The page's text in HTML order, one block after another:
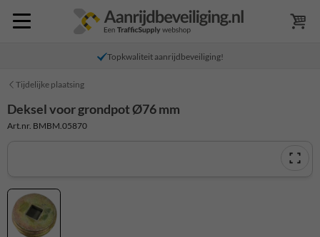
Topkwaliteit aanrijdbeveiliging!
Tijdelijke plaatsing
Deksel voor grondpot Ø76 mm
Art.nr. BMBM.05870